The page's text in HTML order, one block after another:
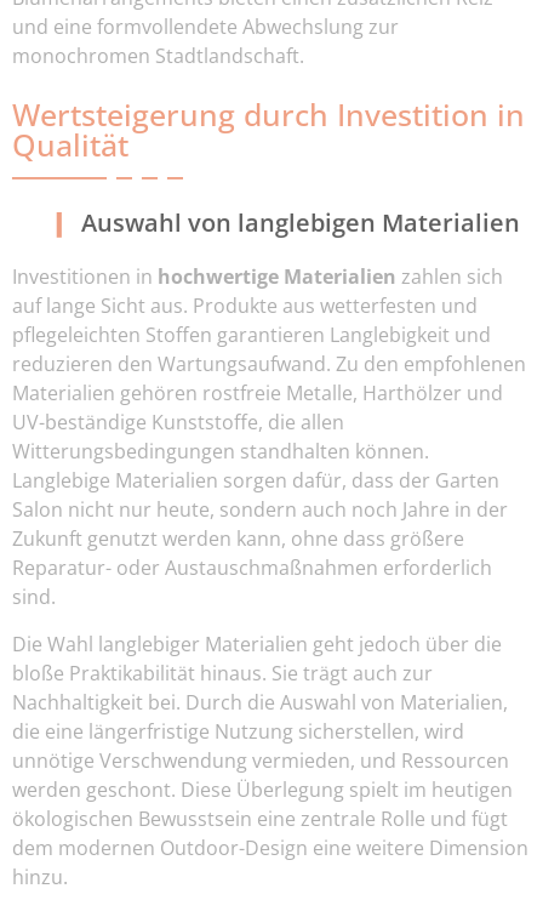
und eine formvollendete Abwechslung zur
monochromen Stadtlandschaft.
Wertsteigerung durch Investition in
Qualität
Auswahl von langlebigen Materialien
Investitionen in hochwertige Materialien zahlen sich
auf lange Sicht aus. Produkte aus wetterfesten und
pflegeleichten Stoffen garantieren Langlebigkeit und
reduzieren den Wartungsaufwand. Zu den empfohlenen
Materialien gehören rostfreie Metalle, Harthölzer und
UV-beständige Kunststoffe, die allen
Witterungsbedingungen standhalten können.
Langlebige Materialien sorgen dafür, dass der Garten
Salon nicht nur heute, sondern auch noch Jahre in der
Zukunft genutzt werden kann, ohne dass größere
Reparatur- oder Austauschmaßnahmen erforderlich
sind.
Die Wahl langlebiger Materialien geht jedoch über die
bloße Praktikabilität hinaus. Sie trägt auch zur
Nachhaltigkeit bei. Durch die Auswahl von Materialien,
die eine längerfristige Nutzung sicherstellen, wird
unnötige Verschwendung vermieden, und Ressourcen
werden geschont. Diese Überlegung spielt im heutigen
ökologischen Bewusstsein eine zentrale Rolle und fügt
dem modernen Outdoor-Design eine weitere Dimension
hinzu.